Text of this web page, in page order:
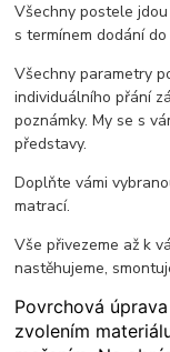
Všechny postele
s termínem dodání
Všechny parametry
individuálního přání
poznámky. My se s
představy.
Doplňte vámi
matrací.
Vše přivezeme až k
nastěhujeme,
Povrchová
zvolením